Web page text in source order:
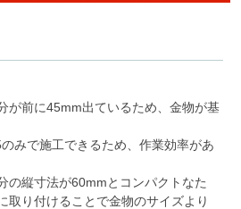
が前に45mm出ているため、金物が基
みで施工できるため、作業効率があ
の縦寸法が60mmとコンパクトなた
取り付けることで金物のサイズより